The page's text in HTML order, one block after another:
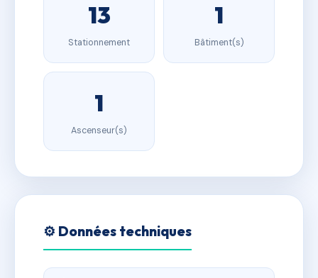
13
Stationnement
1
Bâtiment(s)
1
Ascenseur(s)
⚙️ Données techniques